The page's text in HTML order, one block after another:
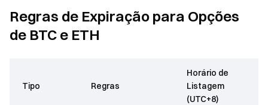
Regras de Expiração para Opções
de BTC e ETH
Tipo Regras
Horário de
Listagem
(UTC+8)